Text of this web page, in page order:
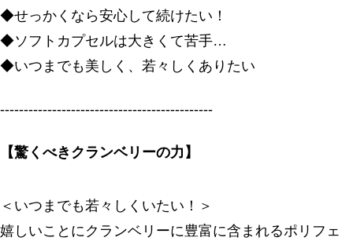
◆せっかくなら安心して続けたい！
◆ソフトカプセルは大きくて苦手…
◆いつまでも美しく、若々しくありたい
---------------------------------------------
【驚くべきクランベリーの力】
＜いつまでも若々しくいたい！＞
嬉しいことにクランベリーに豊富に含まれるポリフェ